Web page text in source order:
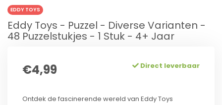
EDDY TOYS
Eddy Toys - Puzzel - Diverse Varianten -
48 Puzzelstukjes - 1 Stuk - 4+ Jaar
€4,99 Direct leverbaar
Ontdek de fascinerende wereld van Eddy Toys